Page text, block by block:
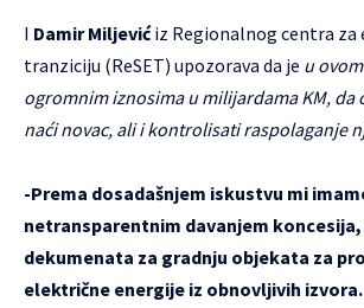
I Damir Miljevićiz Regionalnog centra za
tranziciju (ReSET) upozorava da je u
ogromnim iznosima u milijardama KM, da
naći novac, ali i kontrolisati raspolaganje
-Prema dosadašnjem iskustvu mi
netransparentnim davanjem
dekumenata za gradnju objekata za
električne energije iz obnovljivih